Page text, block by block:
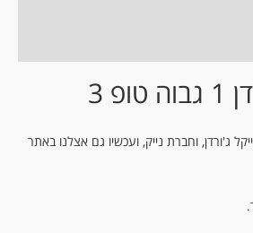
3
ג'ורדן, וחברת נייק, ועכשיו גם אצלנו באתר